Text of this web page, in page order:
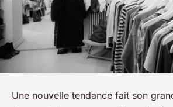
Une nouvelle tendance fait son